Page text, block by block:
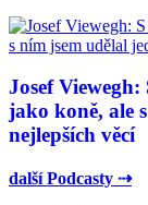
Josef Viewegh:
jako koně, ale
nejlepších věcí
další Podcasty ⇢